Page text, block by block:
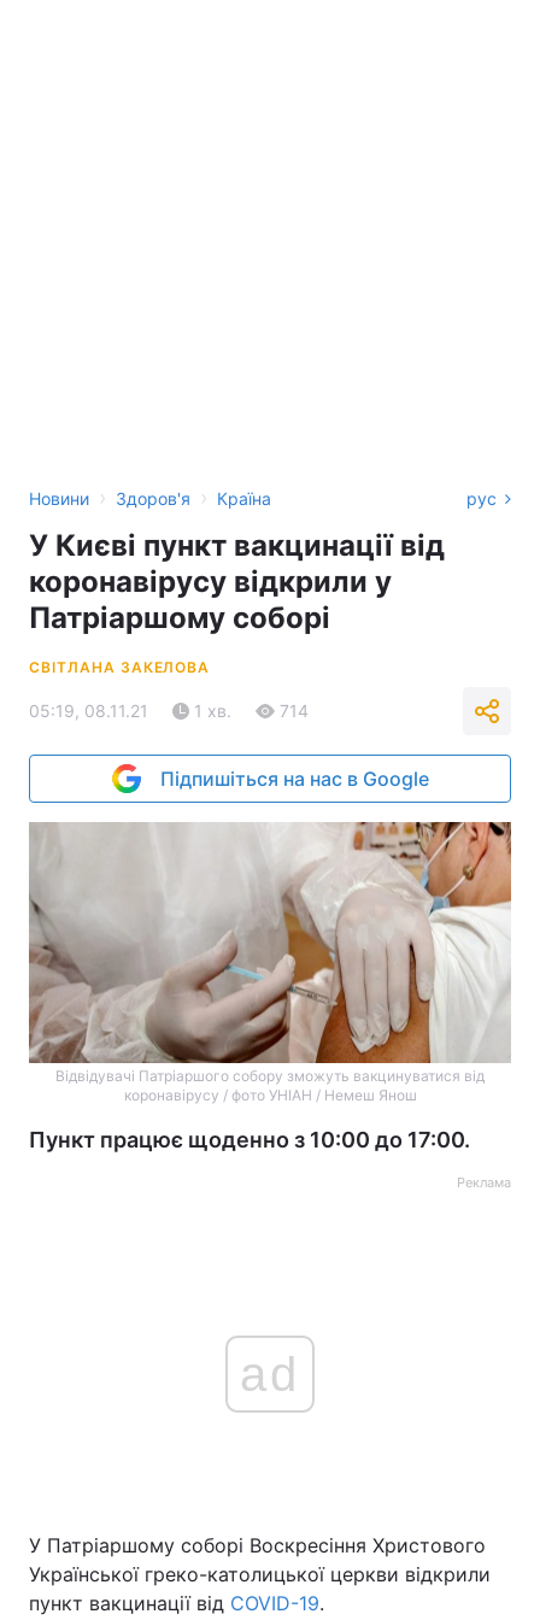
Новини › Здоров'я › Країна рус
У Києві пункт вакцинації від
коронавірусу відкрили у
Патріаршому соборі
СВІТЛАНА ЗАКЕЛОВА
05:19, 08.11.21 1 хв. 714
Підпишіться на нас в Google
Відвідувачі Патріаршого собору зможуть вакцинуватися від
коронавірусу / фото УНІАН / Немеш Янош
Пункт працює щоденно з 10:00 до 17:00.
Реклама
ad
У Патріаршому соборі Воскресіння Христового
Української греко-католицької церкви відкрили
пункт вакцинації від COVID-19.